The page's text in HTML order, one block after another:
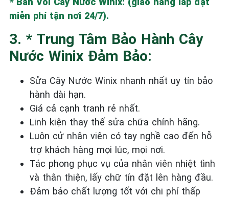
miễn phí tận nơi 24/7).
3. * Trung Tâm Bảo Hành Cây
Nước Winix Đảm Bảo:
Sửa Cây Nước Winix nhanh nhất uy tín bảo
hành dài hạn.
Giá cả cạnh tranh rẻ nhất.
Linh kiện thay thế sửa chữa chính hãng.
Luôn cử nhân viên có tay nghề cao đến hỗ
trợ khách hàng mọi lúc, mọi nơi.
Tác phong phục vụ của nhân viên nhiệt tình
và thân thiện, lấy chữ tín đặt lên hàng đầu.
Đảm bảo chất lượng tốt với chi phí thấp